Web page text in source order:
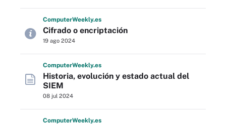
ComputerWeekly.es
Cifrado o encriptación
19 ago 2024
ComputerWeekly.es
Historia, evolución y estado actual del
SIEM
08 jul 2024
ComputerWeekly.es